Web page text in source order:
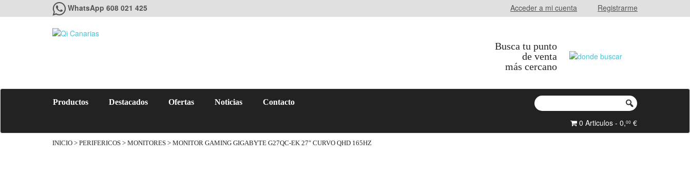
WhatsApp 608 021 425 Acceder a mi cuenta Registrarme
Busca tu punto
de venta
más cercano
Productos Destacados Ofertas Noticias Contacto
0 Articulos - 0,00 €
INICIO > PERIFERICOS > MONITORES > MONITOR GAMING GIGABYTE G27QC-EK 27″ CURVO QHD 165HZ